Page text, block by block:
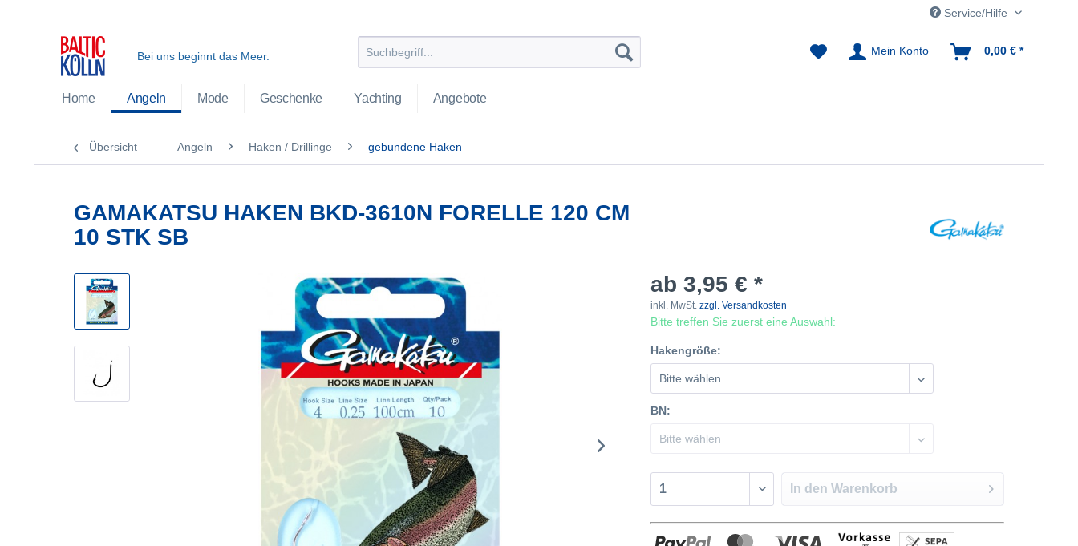
Service/Hilfe
Bei uns beginnt das Meer. Mein Konto 0,00 € *
Home Angeln Mode Geschenke Yachting Angebote
Übersicht Angeln Haken / Drillinge gebundene Haken
GAMAKATSU HAKEN BKD-3610N FORELLE 120 CM
10 STK SB
ab 3,95 € *
inkl. MwSt.zzgl. Versandkosten
Bitte treffen Sie zuerst eine Auswahl:
Hakengröße:
BN:
In den Warenkorb